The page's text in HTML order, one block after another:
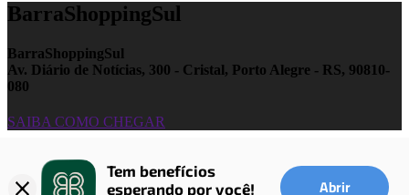
BarraShoppingSul
BarraShoppingSul
Av. Diário de Notícias, 300 - Cristal, Porto Alegre - RS, 90810-
080
SAIBA COMO CHEGAR
Tem benefícios
esperando por você!
Abrir